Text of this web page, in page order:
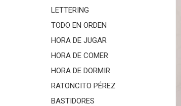
LETTERING
TODO EN ORDEN
HORA DE JUGAR
HORA DE COMER
HORA DE DORMIR
RATONCITO PÉREZ
BASTIDORES